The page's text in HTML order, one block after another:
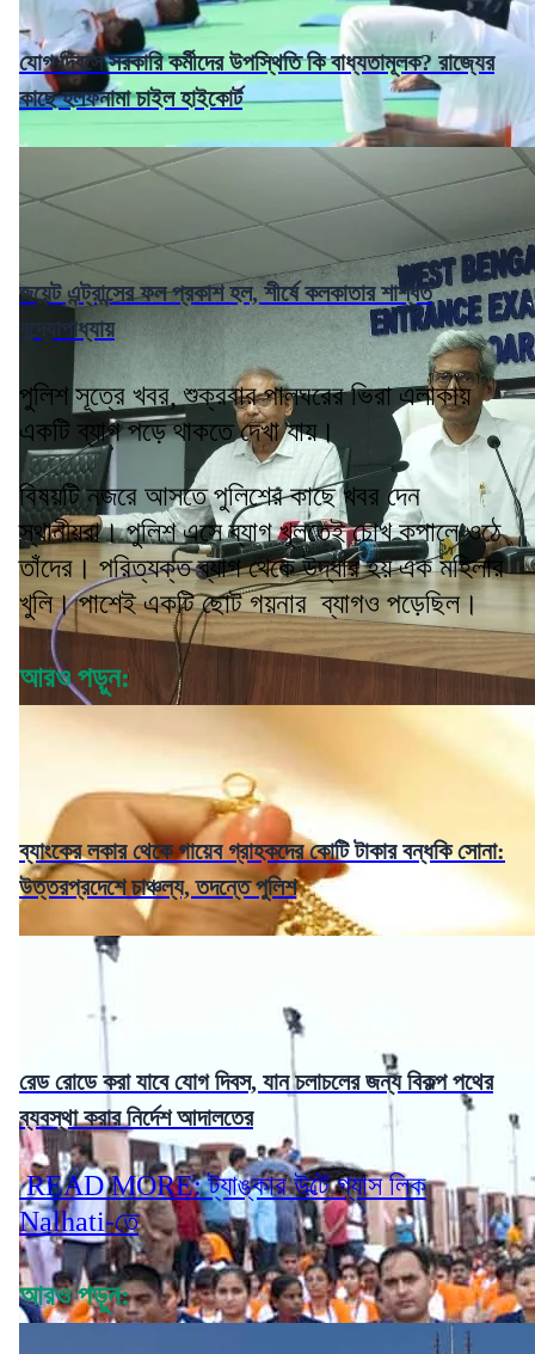
যোগ দিবসে সরকারি কর্মীদের উপস্থিতি কি বাধ্যতামূলক? রাজ্যের
কাছে হলফনামা চাইল হাইকোর্ট
জয়েন্ট এন্ট্রান্সের ফল প্রকাশ হল, শীর্ষে কলকাতার শাশ্বত
বন্দ্যোপাধ্যায়
পুলিশ সূত্রে খবর, শুক্রবার পালঘরের ভিরা এলাকায়
একটি ব্যাগ পড়ে থাকতে দেখা যায়।
বিষয়টি নজরে আসতে পুলিশের কাছে খবর দেন
স্থানীয়রা। পুলিশ এসে ব্যাগ খুলতেই চোখ কপালে ওঠে
তাঁদের। পরিত্যক্ত ব্যাগ থেকে উদ্ধার হয় এক মহিলার
খুলি। পাশেই একটি ছোট গয়নার ব্যাগও পড়েছিল।
আরও পড়ুন:
ব্যাংকের লকার থেকে গায়েব গ্রাহকদের কোটি টাকার বন্ধকি সোনা:
উত্তরপ্রদেশে চাঞ্চল্য, তদন্তে পুলিশ
রেড রোডে করা যাবে যোগ দিবস, যান চলাচলের জন্য বিকল্প পথের
ব্যবস্থা করার নির্দেশ আদালতের
READ MORE: ট্যাঙ্কার উল্টে গ্যাস লিক
Nalhati-তে
আরও পড়ুন: